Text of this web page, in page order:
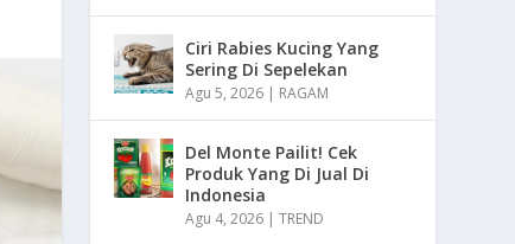
Ciri Rabies Kucing Yang
Sering Di Sepelekan
Agu 5, 2026 | RAGAM
Del Monte Pailit! Cek
Produk Yang Di Jual Di
Indonesia
Agu 4, 2026 |TREND